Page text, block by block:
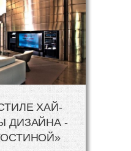
ХАЙ-
ДИЗАЙНА -